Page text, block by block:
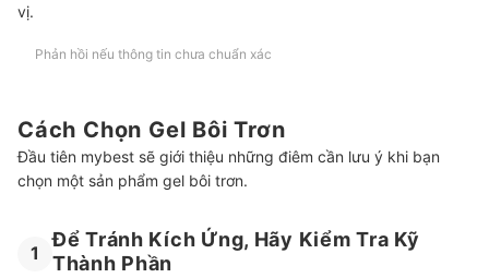
vị.
Phản hồi nếu thông tin chưa chuẩn xác
Cách Chọn Gel Bôi Trơn
Đầu tiên mybest sẽ giới thiệu những điêm cần lưu ý khi bạn
chọn một sản phẩm gel bôi trơn.
1
Để Tránh Kích Ứng, Hãy Kiểm Tra Kỹ
Thành Phần